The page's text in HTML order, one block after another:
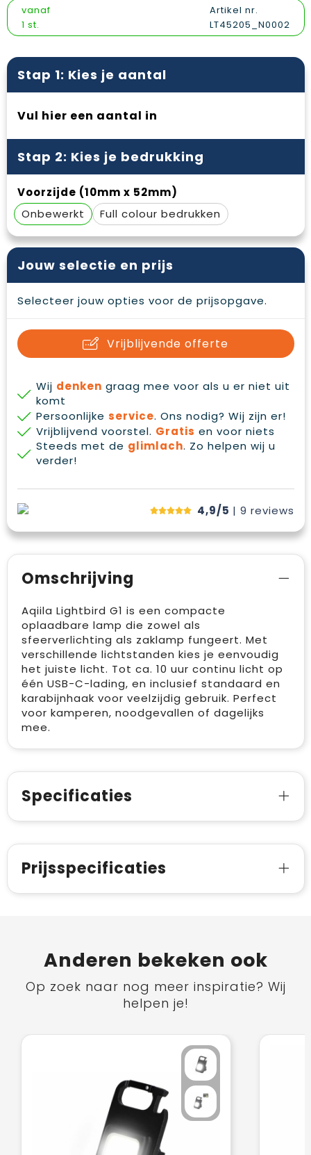
Gilets
Spellen voor binnen en buiten
Sport
Promotietassen
Reistassen
Schoudertassen
Sporttassen
Strandtassen
Tablettassen
Duffeltassen
Goodiebags
Draagtassen
Reflecterende vesten
Regenkleding
Sweaters
T-Shirts
Veiligheidssignalering en Verlichting
Veiligheidsvesten en Veiligheidshesjes
Oog- en gelaatsbescherming
Restauranttextiel
Hoofdbescherming
E.H.B.O.
vanaf
1 st.
Artikel nr.
LT45205_N0002
Stap 1: Kies je aantal
Vul hier een aantal in
Stap 2: Kies je bedrukking
Voorzijde (10mm x 52mm)
Onbewerkt
Full colour
Jouw selectie en prijs
Selecteer jouw opties voor de prijsopgave.
Vrijblijvende offerte
Wij denken graag mee voor als u er niet uit
komt
Persoonlijke service. Ons nodig? Wij zijn er!
Vrijblijvend voorstel. Gratis en voor niets
Steeds met de glimlach. Zo helpen wij u
verder!
4,9/5 | 9 reviews
Omschrijving
Aqiila Lightbird G1 is een compacte
oplaadbare lamp die zowel als
sfeerverlichting als zaklamp fungeert. Met
verschillende lichtstanden kies je eenvoudig
het juiste licht. Tot ca. 10 uur continu licht op
één USB-C-lading, en inclusief standaard en
karabijnhaak voor veelzijdig gebruik. Perfect
voor kamperen, noodgevallen of dagelijks
mee.
Specificaties
Prijsspecificaties
Anderen bekeken ook
Op zoek naar nog meer inspiratie? Wij
helpen je!